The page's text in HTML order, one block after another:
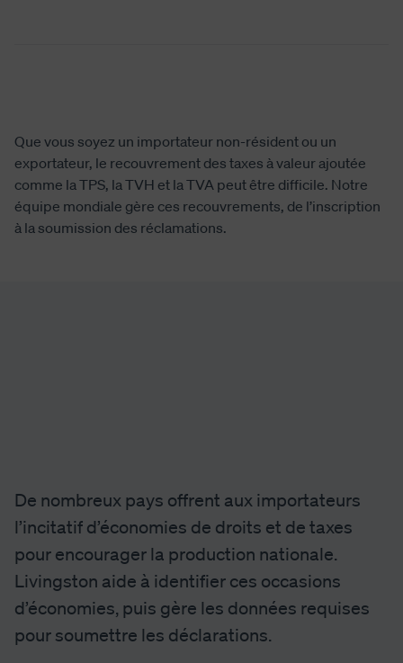
Que vous soyez un importateur non-résident ou un
exportateur, le recouvrement des taxes à valeur ajoutée
comme la TPS, la TVH et la TVA peut être difficile. Notre
équipe mondiale gère ces recouvrements, de l’inscription
à la soumission des réclamations.
De nombreux pays offrent aux importateurs
l’incitatif d’économies de droits et de taxes
pour encourager la production nationale.
Livingston aide à identifier ces occasions
d’économies, puis gère les données requises
pour soumettre les déclarations.